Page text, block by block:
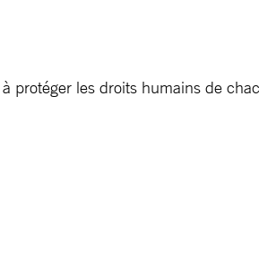
protéger les droits humains de